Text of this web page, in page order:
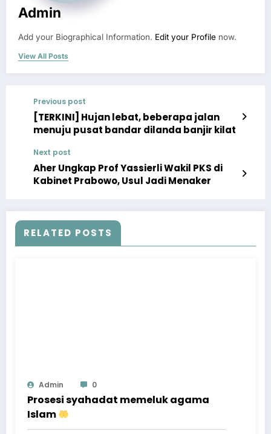
Admin
Add your Biographical Information. Edit your Profile now.
View All Posts
Previous post
[TERKINI] Hujan lebat, beberapa jalan
menuju pusat bandar dilanda banjir kilat
Next post
Aher Ungkap Prof Yassierli Wakil PKS di
Kabinet Prabowo, Usul Jadi Menaker
RELATED POSTS
Admin 0
Prosesi syahadat memeluk agama
Islam